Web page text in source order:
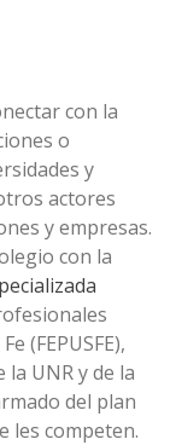
con la
o
y
actores
y empresas.
con la
(FEPUSFE),
UNR y de la
del plan
les competen.